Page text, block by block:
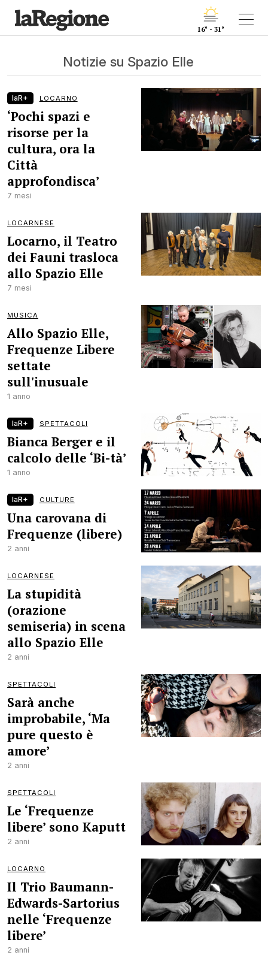
16° - 31°
Notizie su Spazio Elle
laR+ LOCARNO
‘Pochi spazi e
risorse per la
cultura, ora la
Città
approfondisca’
7 mesi
LOCARNESE
Locarno, il Teatro
dei Fauni trasloca
allo Spazio Elle
7 mesi
MUSICA
Allo Spazio Elle,
Frequenze Libere
settate
sull'inusuale
1 anno
laR+ SPETTACOLI
Bianca Berger e il
calcolo delle ‘Bi-tà’
1 anno
laR+ CULTURE
Una carovana di
Frequenze (libere)
2 anni
LOCARNESE
La stupidità
(orazione
semiseria) in scena
allo Spazio Elle
2 anni
SPETTACOLI
Sarà anche
improbabile, ‘Ma
pure questo è
amore’
2 anni
SPETTACOLI
Le ‘Frequenze
libere’ sono Kaputt
2 anni
LOCARNO
Il Trio Baumann-
Edwards-Sartorius
nelle ‘Frequenze
libere’
2 anni